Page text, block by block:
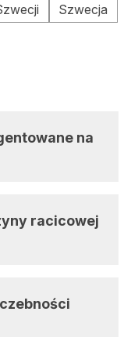
Szwecja
na
racicowej